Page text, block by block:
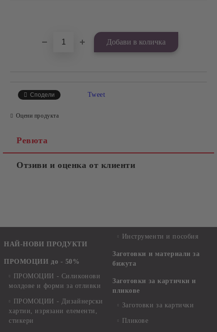
Сподели Tweet
Оцени продукта
Ревюта
Отзиви и оценка от клиенти
НАЙ-НОВИ ПРОДУКТИ
ПРОМОЦИИ до - 50%
ПРОМОЦИИ - Силиконови
молдове и форми за отливки
ПРОМОЦИИ - Дизайнерски
хартии, изрязани елементи,
стикери
Инструменти и пособия
Заготовки и материали за
бижута
Заготовки за картички и
пликове
Заготовки за картички
Пликове